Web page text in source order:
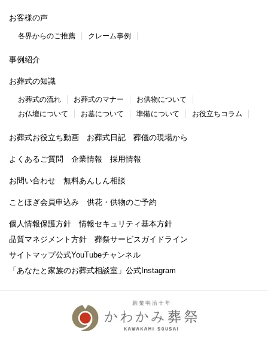
お客様の声
各界からのご推薦 クレーム事例
事例紹介
お葬式の知識
お葬式の流れ お葬式のマナー
お供物について
お仏壇について
お墓について 準備について お役立ちコラム
お葬式お役立ち動画 お葬式日記 葬儀の現場から
よくあるご質問 企業情報 採用情報
お問い合わせ 無料あんしん相談
ことほぎ会員申込み 供花・供物のご予約
個人情報保護方針
情報セキュリティ基本方針
品質マネジメント方針
葬祭サービスガイドライン
サイトマップ公式YouTubeチャンネル
「あなたと家族のお葬式相談室」 公式Instagram